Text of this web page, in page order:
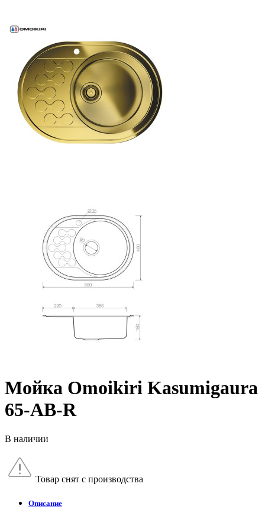
Мойка Omoikiri Kasumigaura
65-AB-R
В наличии
Товар снят с производства
Описание